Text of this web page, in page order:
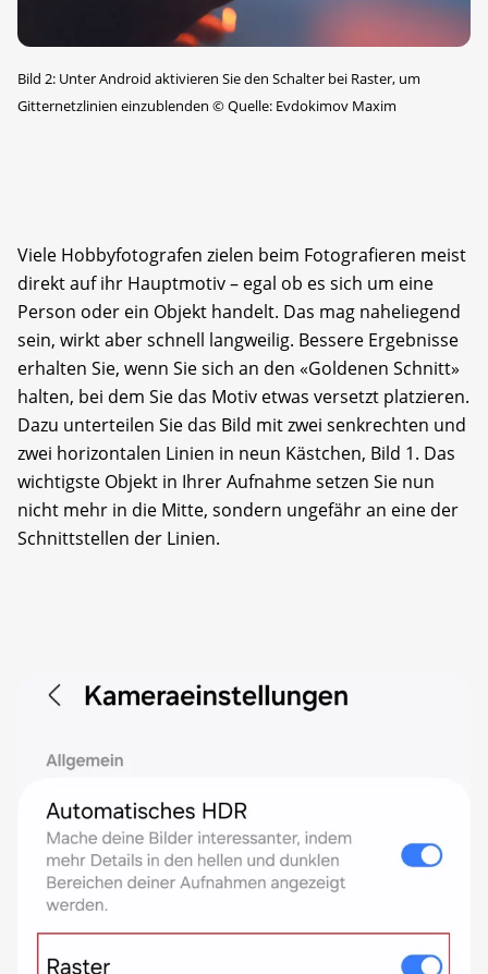
Bild 2: Unter Android aktivieren Sie den Schalter bei Raster, um
Gitternetzlinien einzublenden ©Quelle: Evdokimov Maxim
Viele Hobbyfotografen zielen beim Fotografieren meist
direkt auf ihr Hauptmotiv – egal ob es sich um eine
Person oder ein Objekt handelt. Das mag naheliegend
sein, wirkt aber schnell langweilig. Bessere Ergebnisse
erhalten Sie, wenn Sie sich an den «Goldenen Schnitt»
halten, bei dem Sie das Motiv etwas versetzt platzieren.
Dazu unterteilen Sie das Bild mit zwei senkrechten und
zwei horizontalen Linien in neun Kästchen, Bild 1. Das
wichtigste Objekt in Ihrer Aufnahme setzen Sie nun
nicht mehr in die Mitte, sondern ungefähr an eine der
Schnittstellen der Linien.